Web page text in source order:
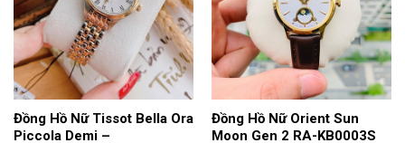
Đồng Hồ Nữ Tissot Bella Ora
Piccola Demi –
Đồng Hồ Nữ Orient Sun
Moon Gen 2 RA-KB0003S